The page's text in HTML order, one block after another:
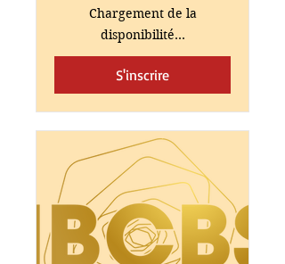
Chargement de la
disponibilité...
S'inscrire